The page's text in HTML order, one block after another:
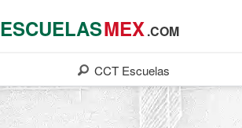
ESCUELASMEX.COM
CCT Escuelas